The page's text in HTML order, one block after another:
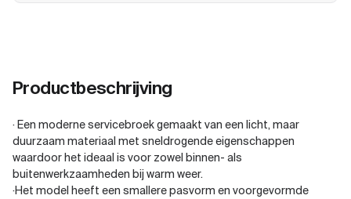
Productbeschrijving
· Een moderne servicebroek gemaakt van een licht, maar
duurzaam materiaal met sneldrogende eigenschappen
waardoor het ideaal is voor zowel binnen- als
buitenwerkzaamheden bij warm weer.
·Het model heeft een smallere pasvorm en voorgevormde